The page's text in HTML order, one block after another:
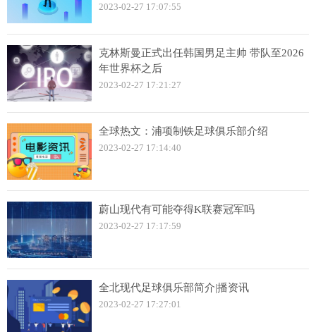
2023-02-27 17:07:55
克林斯曼正式出任韩国男足主帅 带队至2026
年世界杯之后
2023-02-27 17:21:27
全球热文：浦项制铁足球俱乐部介绍
2023-02-27 17:14:40
蔚山现代有可能夺得K联赛冠军吗
2023-02-27 17:17:59
全北现代足球俱乐部简介|播资讯
2023-02-27 17:27:01